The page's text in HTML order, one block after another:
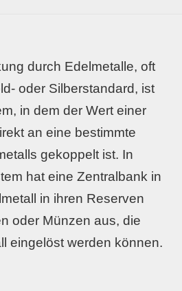
durch Edelmetalle, oft
oder Silberstandard, ist
in dem der Wert einer
an eine bestimmte
gekoppelt ist. In
hat eine Zentralbank in
in ihren Reserven
oder Münzen aus, die
eingelöst werden können.